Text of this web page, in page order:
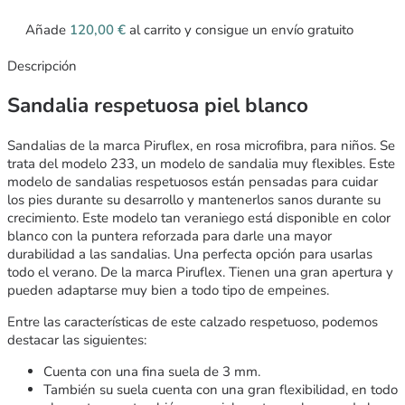
Añade 120,00 € al carrito y consigue un envío gratuito
Descripción
Sandalia respetuosa piel blanco
Sandalias de la marca Piruflex, en rosa microfibra, para niños. Se
trata del modelo 233, un modelo de sandalia muy flexibles. Este
modelo de sandalias respetuosos están pensadas para cuidar
los pies durante su desarrollo y mantenerlos sanos durante su
crecimiento. Este modelo tan veraniego está disponible en color
blanco con la puntera reforzada para darle una mayor
durabilidad a las sandalias. Una perfecta opción para usarlas
todo el verano. De la marca Piruflex. Tienen una gran apertura y
pueden adaptarse muy bien a todo tipo de empeines.
Entre las características de este calzado respetuoso, podemos
destacar las siguientes:
Cuenta con una fina suela de 3 mm.
También su suela cuenta con una gran flexibilidad, en todo